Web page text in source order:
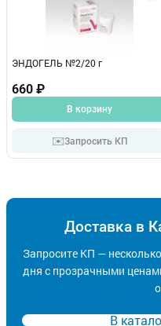
ЭНДОГЕЛЬ №2/20 г
660 ₽
В корзину
✉️Запросить КП
Доставка в
Запросите КП —
дня с прозрачными
В